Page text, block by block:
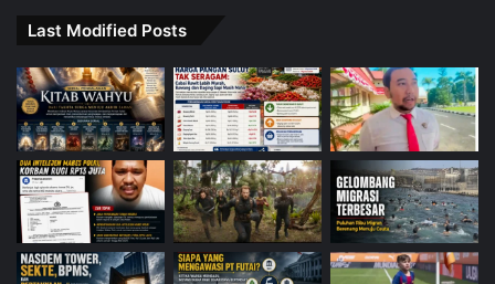
Last Modified Posts